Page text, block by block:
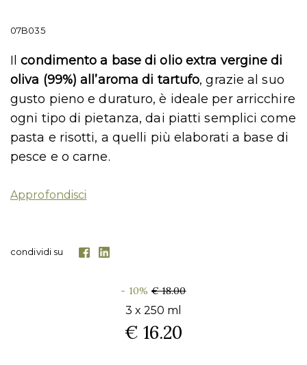
07B035
Il condimento a base di olio extra vergine di
oliva (99%) all’aroma di tartufo, grazie al suo
gusto pieno e duraturo, è ideale per arricchire
ogni tipo di pietanza, dai piatti semplici come
pasta e risotti, a quelli più elaborati a base di
pesce e o carne.
Approfondisci
condividi su
- 10% € 18.00
3 x 250 ml
€ 16.20